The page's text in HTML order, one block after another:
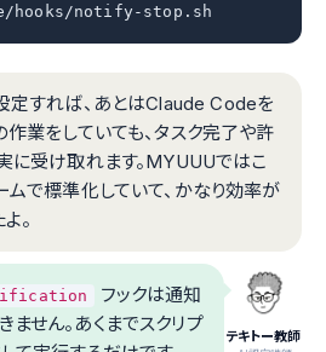
hooks/notify-stop.sh
定すれば、あとはClaude Codeを
作業をしていても、タスク完了や許
に受け取れます。MYUUUではこ
ムで標準化していて、かなり効率が
。
テキトー教師
フックは通知
せん。あくまでスクリプ